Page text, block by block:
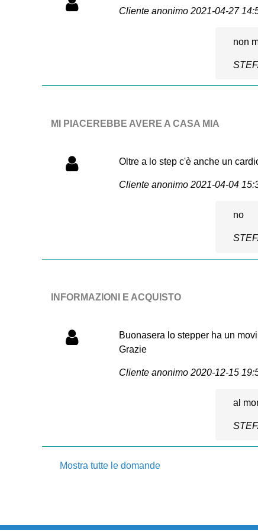
Cliente anonimo 2021-04-27
non
MI PIACEREBBE AVERE A CASA MIA
Oltre a lo step c'è anche un
Cliente anonimo 2021-04-04
no
INFORMAZIONI E ACQUISTO
Buonasera lo stepper ha un
Grazie
Cliente anonimo 2020-12-15
al
Mostra tutte le domande